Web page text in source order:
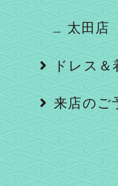
太田店
ドレス＆
来店のご